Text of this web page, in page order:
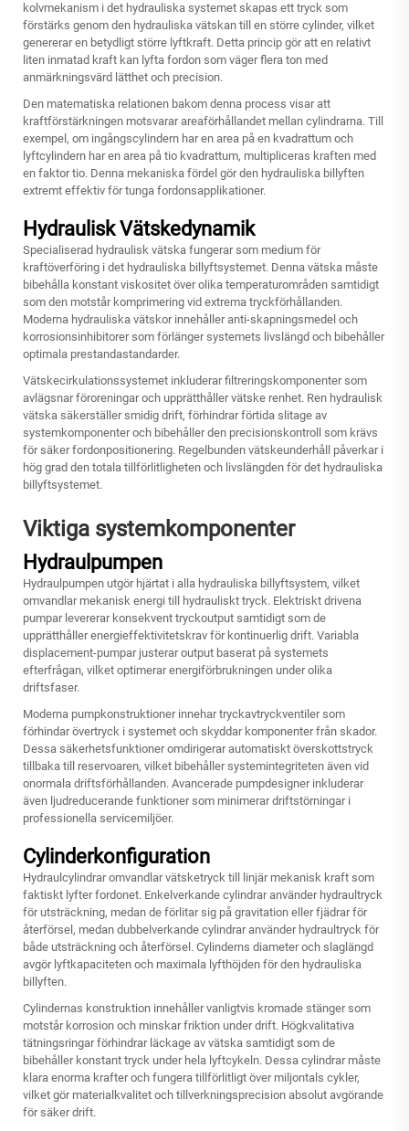
kolvmekanism i det hydrauliska systemet skapas ett tryck som
förstärks genom den hydrauliska vätskan till en större cylinder, vilket
genererar en betydligt större lyftkraft. Detta princip gör att en relativt
liten inmatad kraft kan lyfta fordon som väger flera ton med
anmärkningsvärd lätthet och precision.
Den matematiska relationen bakom denna process visar att
kraftförstärkningen motsvarar areaförhållandet mellan cylindrarna. Till
exempel, om ingångscylindern har en area på en kvadrattum och
lyftcylindern har en area på tio kvadrattum, multipliceras kraften med
en faktor tio. Denna mekaniska fördel gör den hydrauliska billyften
extremt effektiv för tunga fordonsapplikationer.
Hydraulisk Vätskedynamik
Specialiserad hydraulisk vätska fungerar som medium för
kraftöverföring i det hydrauliska billyftsystemet. Denna vätska måste
bibehålla konstant viskositet över olika temperaturområden samtidigt
som den motstår komprimering vid extrema tryckförhållanden.
Moderna hydrauliska vätskor innehåller anti-skapningsmedel och
korrosionsinhibitorer som förlänger systemets livslängd och bibehåller
optimala prestandastandarder.
Vätskecirkulationssystemet inkluderar filtreringskomponenter som
avlägsnar föroreningar och upprätthåller vätske renhet. Ren hydraulisk
vätska säkerställer smidig drift, förhindrar förtida slitage av
systemkomponenter och bibehåller den precisionskontroll som krävs
för säker fordonpositionering. Regelbunden vätskeunderhåll påverkar i
hög grad den totala tillförlitligheten och livslängden för det hydrauliska
billyftsystemet.
Viktiga systemkomponenter
Hydraulpumpen
Hydraulpumpen utgör hjärtat i alla hydrauliska billyftsystem, vilket
omvandlar mekanisk energi till hydrauliskt tryck. Elektriskt drivena
pumpar levererar konsekvent tryckoutput samtidigt som de
upprätthåller energieffektivitetskrav för kontinuerlig drift. Variabla
displacement-pumpar justerar output baserat på systemets
efterfrågan, vilket optimerar energiförbrukningen under olika
driftsfaser.
Moderna pumpkonstruktioner innehar tryckavtryckventiler som
förhindar övertryck i systemet och skyddar komponenter från skador.
Dessa säkerhetsfunktioner omdirigerar automatiskt överskottstryck
tillbaka till reservoaren, vilket bibehåller systemintegriteten även vid
onormala driftsförhållanden. Avancerade pumpdesigner inkluderar
även ljudreducerande funktioner som minimerar driftstörningar i
professionella servicemiljöer.
Cylinderkonfiguration
Hydraulcylindrar omvandlar vätsketryck till linjär mekanisk kraft som
faktiskt lyfter fordonet. Enkelverkande cylindrar använder hydraultryck
för utsträckning, medan de förlitar sig på gravitation eller fjädrar för
återförsel, medan dubbelverkande cylindrar använder hydraultryck för
både utsträckning och återförsel. Cylinderns diameter och slaglängd
avgör lyftkapaciteten och maximala lyfthöjden för den hydrauliska
billyften.
Cylindernas konstruktion innehåller vanligtvis kromade stänger som
motstår korrosion och minskar friktion under drift. Högkvalitativa
tätningsringar förhindrar läckage av vätska samtidigt som de
bibehåller konstant tryck under hela lyftcykeln. Dessa cylindrar måste
klara enorma krafter och fungera tillförlitligt över miljontals cykler,
vilket gör materialkvalitet och tillverkningsprecision absolut avgörande
för säker drift.